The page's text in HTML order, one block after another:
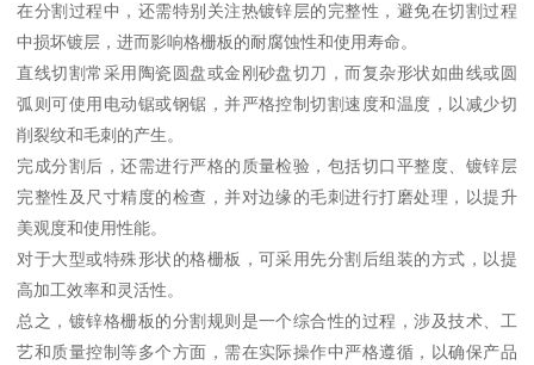
在分割过程中，还需特别关注热镀锌层的完整性，避免在切割过程
中损坏镀层，进而影响格栅板的耐腐蚀性和使用寿命。
直线切割常采用陶瓷圆盘或金刚砂盘切刀，而复杂形状如曲线或圆
弧则可使用电动锯或钢锯，并严格控制切割速度和温度，以减少切
削裂纹和毛刺的产生。
完成分割后，还需进行严格的质量检验，包括切口平整度、镀锌层
完整性及尺寸精度的检查，并对边缘的毛刺进行打磨处理，以提升
美观度和使用性能。
对于大型或特殊形状的格栅板，可采用先分割后组装的方式，以提
高加工效率和灵活性。
总之，镀锌格栅板的分割规则是一个综合性的过程，涉及技术、工
艺和质量控制等多个方面，需在实际操作中严格遵循，以确保产品